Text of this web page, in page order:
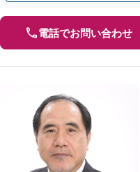
電話でお問い合わせ